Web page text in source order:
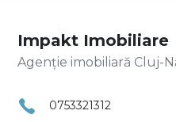
Impakt Imobiliare
Agenție imobiliară Cluj-
0753321312